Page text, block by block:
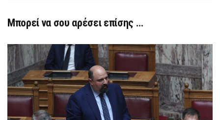
Μπορεί να σου αρέσει επίσης …